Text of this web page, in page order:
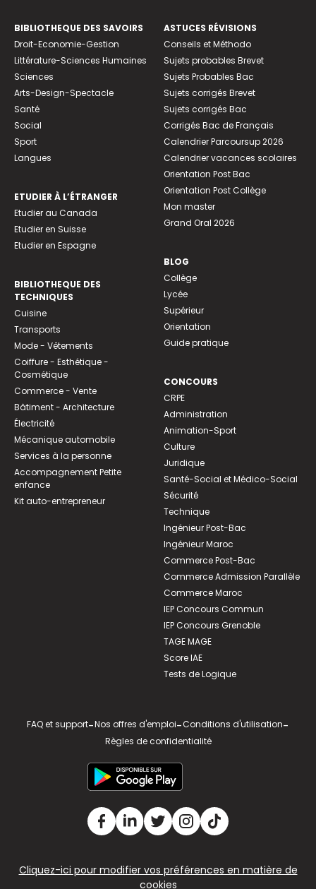
BIBLIOTHEQUE DES SAVOIRS
Droit-Economie-Gestion
Littérature-Sciences Humaines
Sciences
Arts-Design-Spectacle
Santé
Social
Sport
Langues
ETUDIER À L’ÉTRANGER
Etudier au Canada
Etudier en Suisse
Etudier en Espagne
BIBLIOTHEQUE DES
TECHNIQUES
Cuisine
Transports
Mode - Vêtements
Coiffure - Esthétique -
Cosmétique
Commerce - Vente
Bâtiment - Architecture
Électricité
Mécanique automobile
Services à la personne
Accompagnement Petite
enfance
Kit auto-entrepreneur
ASTUCES RÉVISIONS
Conseils et Méthodo
Sujets probables Brevet
Sujets Probables Bac
Sujets corrigés Brevet
Sujets corrigés Bac
Corrigés Bac de Français
Calendrier Parcoursup 2026
Calendrier vacances scolaires
Orientation Post Bac
Orientation Post Collège
Mon master
Grand Oral 2026
BLOG
Collège
Lycée
Supérieur
Orientation
Guide pratique
CONCOURS
CRPE
Administration
Animation-Sport
Culture
Juridique
Santé-Social et Médico-Social
Sécurité
Technique
Ingénieur Post-Bac
Ingénieur Maroc
Commerce Post-Bac
Commerce Admission Parallèle
Commerce Maroc
IEP Concours Commun
IEP Concours Grenoble
TAGE MAGE
Score IAE
Tests de Logique
FAQ et support-Nos offres d'emploi-Conditions d'utilisation-
Règles de confidentialité
Cliquez-ici pour modifier vos préférences en matière de
cookies